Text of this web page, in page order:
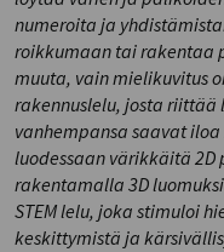
numeroita ja
roikkumaan tai rakentaa
muuta, vain mielikuvitus
rakennuslelu, josta
vanhempansa saavat
luodessaan värikkäitä
rakentamalla 3D
STEM lelu, joka stimuloi
keskittymistä ja